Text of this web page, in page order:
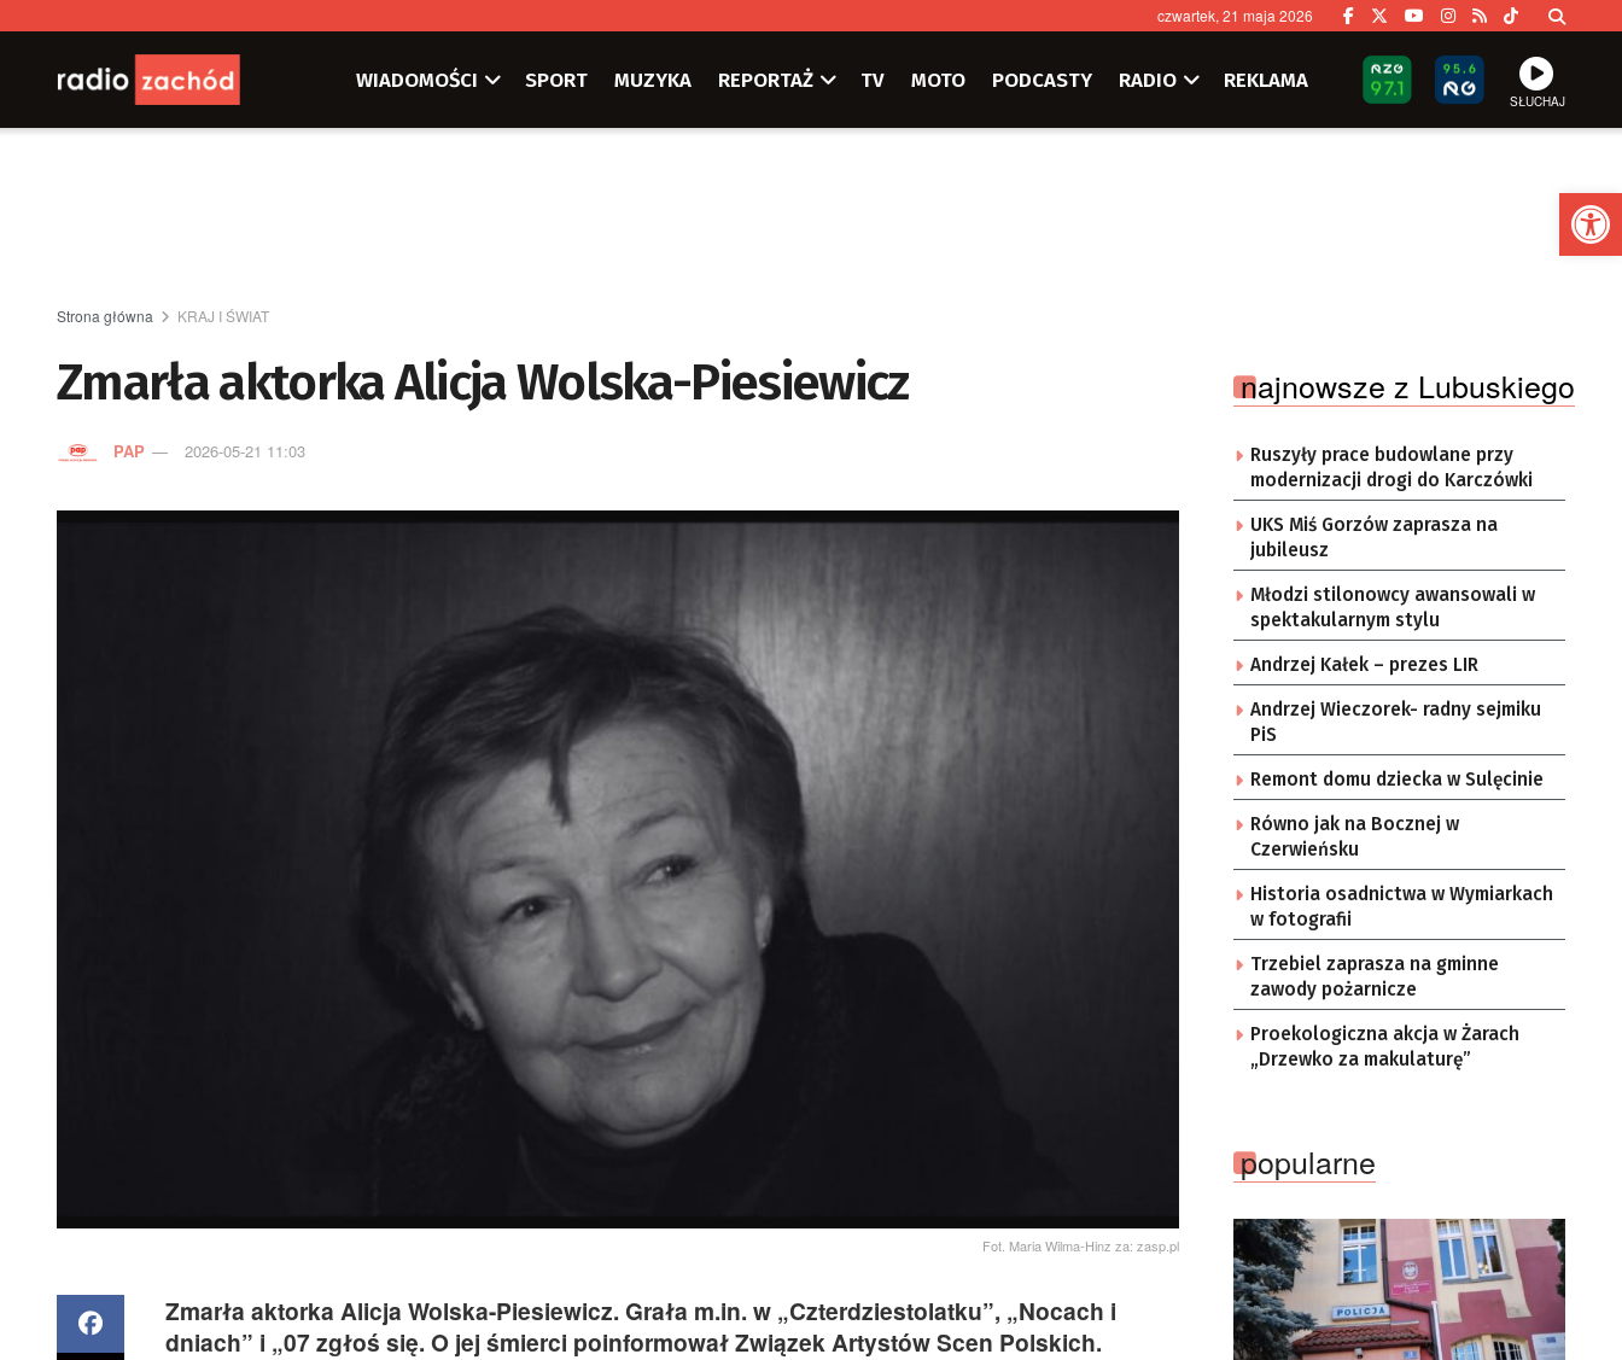
czwartek, 21 maja 2026
WIADOMOŚCI SPORT MUZYKA REPORTAŻ TV MOTO PODCASTY RADIO REKLAMA
SŁUCHAJ
Strona główna KRAJ I ŚWIAT
Zmarła aktorka Alicja Wolska-Piesiewicz
PAP 2026-05-21 11:03
Fot. Maria Wilma-Hinz za: zasp.pl
Zmarła aktorka Alicja Wolska-Piesiewicz. Grała m.in. w „Czterdziestolatku”, „Nocach i
dniach” i „07 zgłoś się. O jej śmierci poinformował Związek Artystów Scen Polskich.
najnowsze z Lubuskiego
Ruszyły prace budowlane przy
modernizacji drogi do Karczówki
UKS Miś Gorzów zaprasza na
jubileusz
Młodzi stilonowcy awansowali w
spektakularnym stylu
Andrzej Kałek – prezes LIR
Andrzej Wieczorek- radny sejmiku
PiS
Remont domu dziecka w Sulęcinie
Równo jak na Bocznej w
Czerwieńsku
Historia osadnictwa w Wymiarkach
w fotografii
Trzebiel zaprasza na gminne
zawody pożarnicze
Proekologiczna akcja w Żarach
„Drzewko za makulaturę”
popularne